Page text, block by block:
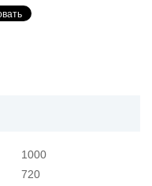
1000
720